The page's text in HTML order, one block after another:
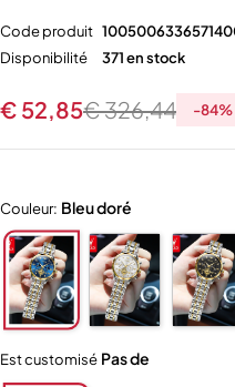
Code produit
Disponibilité
371 en stock
€326,44
€ 52,85 -84%
Couleur: Bleu doré
Est customisé Pas de